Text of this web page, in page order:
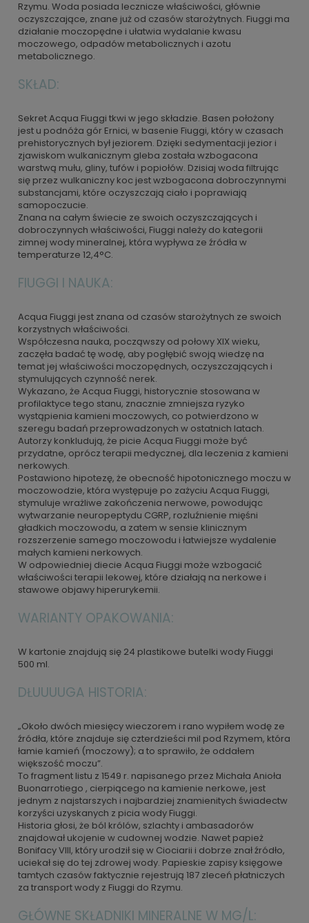
Rzymu. Woda posiada lecznicze właściwości, głównie
oczyszczające, znane już od czasów starożytnych. Fiuggi ma
działanie moczopędne i ułatwia wydalanie kwasu
moczowego, odpadów metabolicznych i azotu
metabolicznego.
SKŁAD:
Sekret Acqua Fiuggi tkwi w jego składzie. Basen położony
jest u podnóża gór Ernici, w basenie Fiuggi, który w czasach
prehistorycznych był jeziorem. Dzięki sedymentacji jezior i
zjawiskom wulkanicznym gleba została wzbogacona
warstwą mułu, gliny, tufów i popiołów. Dzisiaj woda filtrując
się przez wulkaniczny koc jest wzbogacona dobroczynnymi
substancjami, które oczyszczają ciało i poprawiają
samopoczucie.
Znana na całym świecie ze swoich oczyszczających i
dobroczynnych właściwości, Fiuggi należy do kategorii
zimnej wody mineralnej, która wypływa ze źródła w
temperaturze 12,4°C.
FIUGGI I NAUKA:
Acqua Fiuggi jest znana od czasów starożytnych ze swoich
korzystnych właściwości.
Współczesna nauka, począwszy od połowy XIX wieku,
zaczęła badać tę wodę, aby pogłębić swoją wiedzę na
temat jej właściwości moczopędnych, oczyszczających i
stymulujących czynność nerek.
Wykazano, że Acqua Fiuggi, historycznie stosowana w
profilaktyce tego stanu, znacznie zmniejsza ryzyko
wystąpienia kamieni moczowych, co potwierdzono w
szeregu badań przeprowadzonych w ostatnich latach.
Autorzy konkludują, że picie Acqua Fiuggi może być
przydatne, oprócz terapii medycznej, dla leczenia z kamieni
nerkowych.
Postawiono hipotezę, że obecność hipotonicznego moczu w
moczowodzie, która występuje po zażyciu Acqua Fiuggi,
stymuluje wrażliwe zakończenia nerwowe, powodując
wytwarzanie neuropeptydu CGRP, rozluźnienie mięśni
gładkich moczowodu, a zatem w sensie klinicznym
rozszerzenie samego moczowodu i łatwiejsze wydalenie
małych kamieni nerkowych.
W odpowiedniej diecie Acqua Fiuggi może wzbogacić
właściwości terapii lekowej, które działają na nerkowe i
stawowe objawy hiperurykemii.
WARIANTY OPAKOWANIA:
W kartonie znajdują się 24 plastikowe butelki wody Fiuggi
500 ml.
DŁUUUUGA HISTORIA:
„Około dwóch miesięcy wieczorem i rano wypiłem wodę ze
źródła, które znajduje się czterdzieści mil pod Rzymem, która
łamie kamień (moczowy); a to sprawiło, że oddałem
większość moczu”.
To fragment listu z 1549 r. napisanego przez Michała Anioła
Buonarrotiego , cierpiącego na kamienie nerkowe, jest
jednym z najstarszych i najbardziej znamienitych świadectw
korzyści uzyskanych z picia wody Fiuggi.
Historia głosi, że ból królów, szlachty i ambasadorów
znajdował ukojenie w cudownej wodzie. Nawet papież
Bonifacy VIII, który urodził się w Ciociarii i dobrze znał źródło,
uciekał się do tej zdrowej wody. Papieskie zapisy księgowe
tamtych czasów faktycznie rejestrują 187 zleceń płatniczych
za transport wody z Fiuggi do Rzymu.
GŁÓWNE SKŁADNIKI MINERALNE W MG/L: